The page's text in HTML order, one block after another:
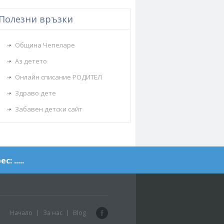
връзки
Община Чепеларе
Аз детето
Онлайн списание РОДИТЕЛ
Здраво дете
Забавен детски сайт
.....
Начало За нас Blog